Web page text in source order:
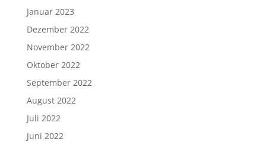
Januar 2023
Dezember 2022
November 2022
Oktober 2022
September 2022
August 2022
Juli 2022
Juni 2022